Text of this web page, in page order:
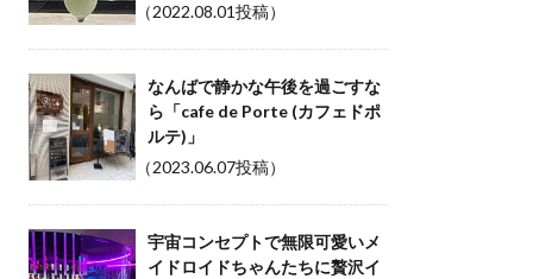
（2022.08.01投稿）
なんばで静かな午後を過ごすな
ら「cafe de Porte (カフェドポ
ルテ)」
（2023.06.07投稿）
宇宙コンセプトで無限可愛いメ
イドロイドちゃんたちに贅沢イ